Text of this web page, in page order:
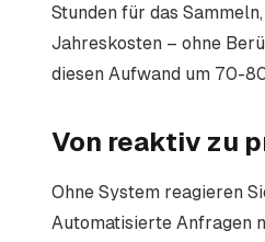
Stunden für das
Jahreskosten – ohne
diesen Aufwand um 70-
Von reaktiv zu
Ohne System reagieren
Automatisierte Anfragen